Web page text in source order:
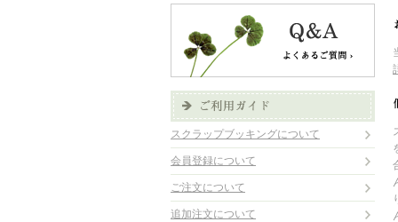
スクラップブッキングについて
会員登録について
ご注文について
追加注文について